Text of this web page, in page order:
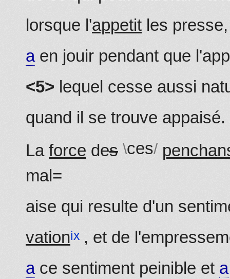
lorsque l'appetit les
aen jouir pendant que
<5> lequel cesse aussi
quand il se trouve appaisé.
La force des ces
mal=
aise qui resulte d'un
vation
, et de
ace sentiment peinible et a